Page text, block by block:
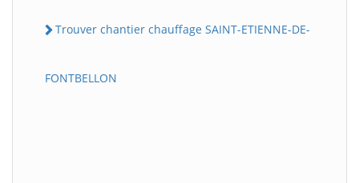
Trouver chantier chauffage SAINT-ETIENNE-DE-
FONTBELLON